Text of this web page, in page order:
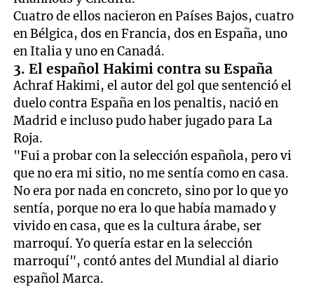
Cuatro de ellos nacieron en Países Bajos, cuatro
en Bélgica, dos en Francia, dos en España, uno
en Italia y uno en Canadá.
3. El español Hakimi contra su España
Achraf Hakimi, el autor del gol que sentenció el
duelo contra España en los penaltis, nació en
Madrid e incluso pudo haber jugado para La
Roja.
"Fui a probar con la selección española, pero vi
que no era mi sitio, no me sentía como en casa.
No era por nada en concreto, sino por lo que yo
sentía, porque no era lo que había mamado y
vivido en casa, que es la cultura árabe, ser
marroquí. Yo quería estar en la selección
marroquí", contó antes del Mundial al diario
español Marca.